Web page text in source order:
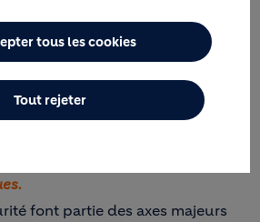
lors de manipulation de
d’énergie. Cette procédure
font partie des axes majeurs
tous les cookies
Tout rejeter